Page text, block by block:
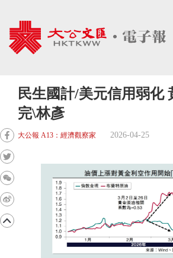
民生國計/美元信用弱化
完\林彥
大公報 A13：經濟觀察家 2026-04-25